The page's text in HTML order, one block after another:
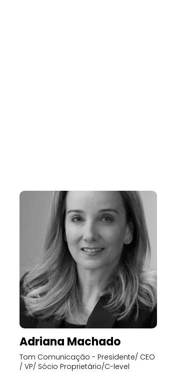
Adriana Machado
Tom Comunicação - Presidente/ CEO
/ VP/ Sócio Proprietário/C-level